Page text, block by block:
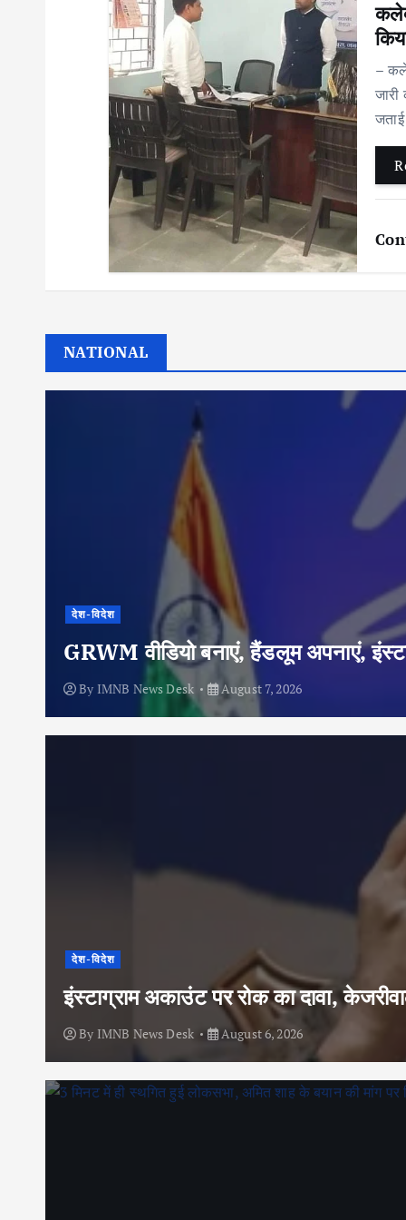
–
NATIONAL
देश-विदेश
GRWM वीडियो बनाएं, हैंडलूम अपनाएं,
By IMNB News Desk August 7, 2026
देश-विदेश
इंस्टाग्राम अकाउंट पर रोक का दावा,
By IMNB News Desk August 6, 2026